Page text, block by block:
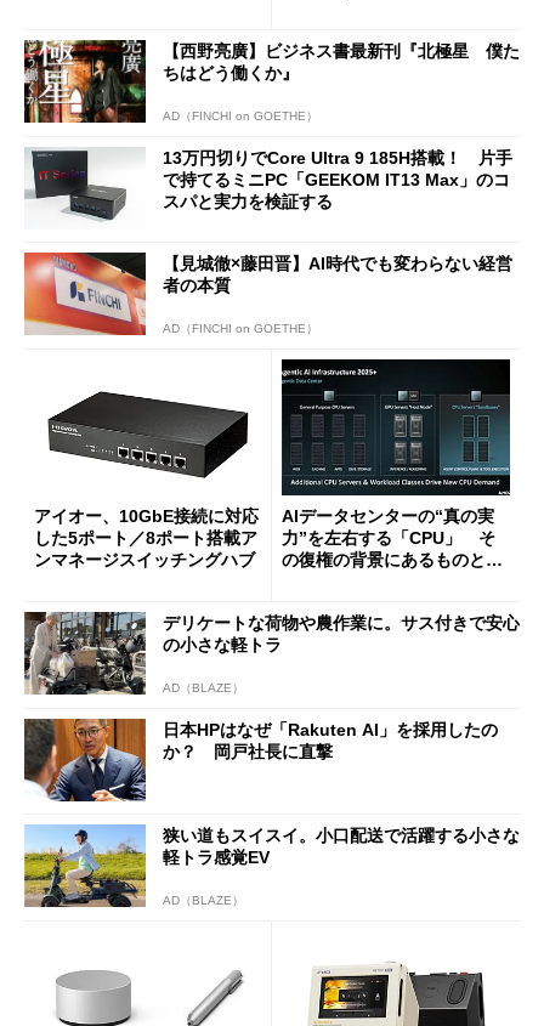
【西野亮廣】ビジネス書最新刊『北極星 僕た
ちはどう働くか』
AD（FINCHI on GOETHE）
13万円切りでCore Ultra 9 185H搭載！ 片手
で持てるミニPC「GEEKOM IT13 Max」のコ
スパと実力を検証する
【見城徹×藤田晋】AI時代でも変わらない経営
者の本質
AD（FINCHI on GOETHE）
アイオー、10GbE接続に対応
した5ポート／8ポート搭載ア
ンマネージスイッチングハブ
AIデータセンターの“真の実
力”を左右する「CPU」 そ
の復権の背景にあるものと
デリケートな荷物や農作業に。サス付きで安心
の小さな軽トラ
AD（BLAZE）
日本HPはなぜ「Rakuten AI」を採用したの
か？ 岡戸社長に直撃
狭い道もスイスイ。小口配送で活躍する小さな
軽トラ感覚EV
AD（BLAZE）